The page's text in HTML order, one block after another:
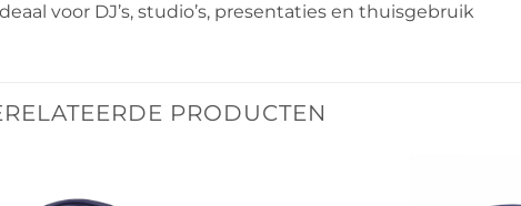
voor DJ’s, studio’s, presentaties en thuisgebruik
PRODUCTEN